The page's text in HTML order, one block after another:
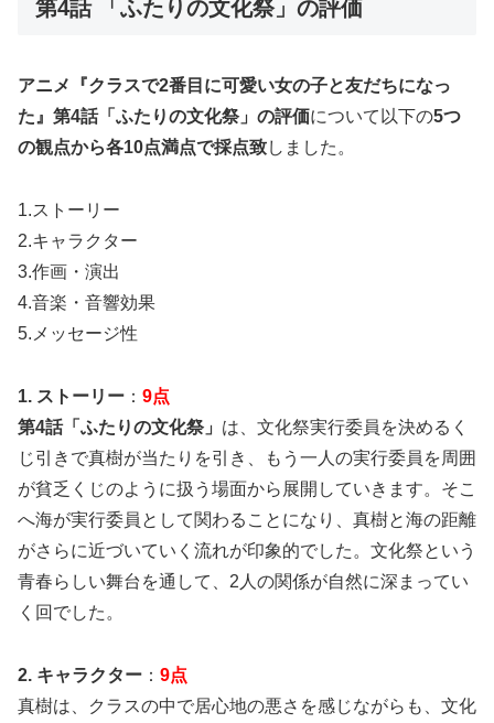
第4話 「ふたりの文化祭」の評価
アニメ『クラスで2番目に可愛い女の子と友だちになっ
た』第4話「ふたりの文化祭」の評価について以下の5つ
の観点から各10点満点で採点致しました。
1.ストーリー
2.キャラクター
3.作画・演出
4.音楽・音響効果
5.メッセージ性
1. ストーリー ： 9点
第4話「ふたりの文化祭」 は、文化祭実行委員を決めるく
じ引きで真樹が当たりを引き、もう一人の実行委員を周囲
が貧乏くじのように扱う場面から展開していきます。そこ
へ海が実行委員として関わることになり、真樹と海の距離
がさらに近づいていく流れが印象的でした。文化祭という
青春らしい舞台を通して、2人の関係が自然に深まってい
く回でした。
2. キャラクター ： 9点
真樹は、クラスの中で居心地の悪さを感じながらも、文化